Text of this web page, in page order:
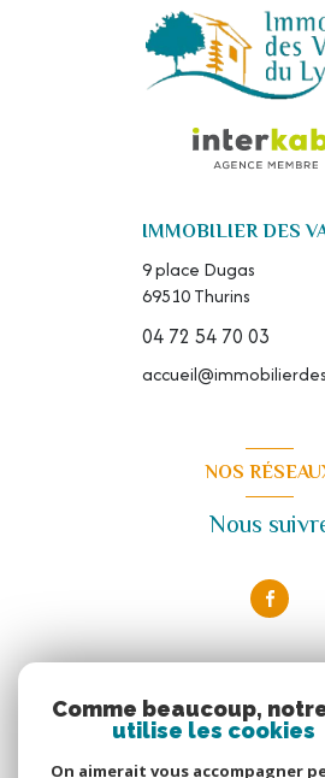
IMMOBILIER DES
9 place Dugas
69510Thurins
04 72 54 70 03
NOS
Nous
Nous
Comme beaucoup,
utilise les cookies
On aimerait vous accompagner